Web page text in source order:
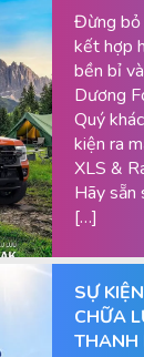
Đừng bỏ
kết hợp
bền bỉ
Dương
Quý
kiện ra
XLS &
Hãy sẵn
[…]
SỰ
CHỮA
THANH